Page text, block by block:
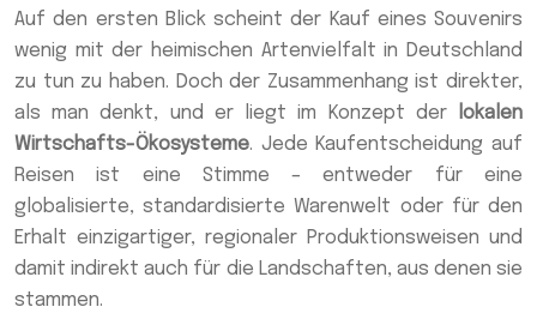
Auf den ersten Blick scheint der Kauf eines Souvenirs
wenig mit der heimischen Artenvielfalt in Deutschland
zu tun zu haben. Doch der Zusammenhang ist direkter,
als man denkt, und er liegt im Konzept der
lokalen
Wirtschafts-Ökosysteme. Jede Kaufentscheidung auf
Reisen ist eine Stimme – entweder für eine
globalisierte, standardisierte Warenwelt oder für den
Erhalt einzigartiger, regionaler Produktionsweisen und
damit indirekt auch für die Landschaften, aus denen sie
stammen.